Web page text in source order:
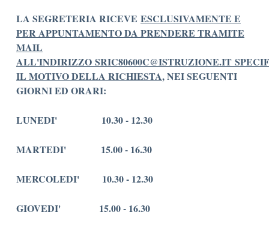
LA SEGRETERIA RICEVE ESCLUSIVAMENTE E
PER APPUNTAMENTO DA PRENDERE TRAMITE
MAIL
ALL'INDIRIZZO SRIC80600C@ISTRUZIONE.IT
IL MOTIVO DELLA RICHIESTA, NEI SEGUENTI
GIORNI ED ORARI:
LUNEDI' 10.30 - 12.30
MARTEDI' 15.00 - 16.30
MERCOLEDI' 10.30 - 12.30
GIOVEDI' 15.00 - 16.30